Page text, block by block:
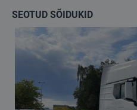
SEOTUD SÕIDUKID